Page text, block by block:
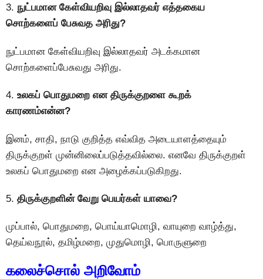
3. நுட்பமான கேள்வியறிவு இல்லாதவர் எத்தகைய
சொற்களைப் பேசுவத அரிது?
நுட்பமான கேள்வியறிவு இல்லாதவர் அடக்கமான
சொற்களைப்பேசுவது அரிது.
4. உலகப் பொதுமறை என திருக்குறளை கூறக்
காரணம்என்ன?
இனம், சாதி, நாடு குறித்த எவ்வித அடையாளத்தையும்
திருக்குறள் முன்னிலைப்படுத்தவில்லை. எனவே திருக்குறள்
உலகப் பொதுமறை என அழைக்கப்படுகிறது.
5. திருக்குறளின் வேறு பெயர்கள் யாவை?
முப்பால், பொதுமறை, பொய்யாமொழி, வாயுறை வாழ்த்து,
தெய்வநூல், தமிழ்மறை, முதுமொழி, பொருளுறை
கலைச்சொல் அறிவோம்